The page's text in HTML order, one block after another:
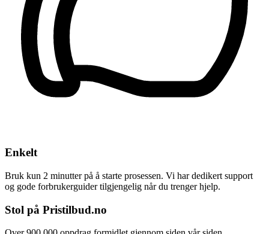
Enkelt
Bruk kun 2 minutter på å starte prosessen. Vi har dedikert support
og gode forbrukerguider tilgjengelig når du trenger hjelp.
Stol på Pristilbud.no